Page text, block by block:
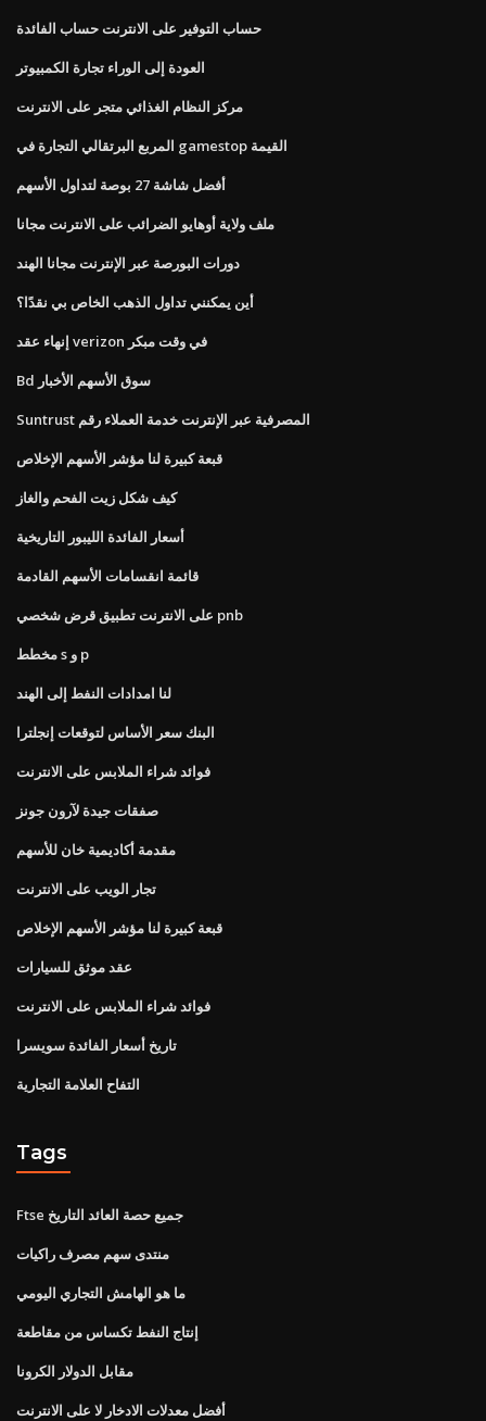
حساب التوفير على الانترنت حساب الفائدة
العودة إلى الوراء تجارة الكمبيوتر
مركز النظام الغذائي متجر على الانترنت
المربع البرتقالي التجارة في gamestop القيمة
أفضل شاشة 27 بوصة لتداول الأسهم
ملف ولاية أوهايو الضرائب على الانترنت مجانا
دورات البورصة عبر الإنترنت مجانا الهند
أين يمكنني تداول الذهب الخاص بي نقدًا؟
إنهاء عقد verizon في وقت مبكر
Bd سوق الأسهم الأخبار
Suntrust المصرفية عبر الإنترنت خدمة العملاء رقم
قبعة كبيرة لنا مؤشر الأسهم الإخلاص
كيف شكل زيت الفحم والغاز
أسعار الفائدة الليبور التاريخية
قائمة انقسامات الأسهم القادمة
على الانترنت تطبيق قرض شخصي pnb
مخطط s و p
لنا امدادات النفط إلى الهند
البنك سعر الأساس لتوقعات إنجلترا
فوائد شراء الملابس على الانترنت
صفقات جيدة لآرون جونز
مقدمة أكاديمية خان للأسهم
تجار الويب على الانترنت
قبعة كبيرة لنا مؤشر الأسهم الإخلاص
عقد موثق للسيارات
فوائد شراء الملابس على الانترنت
تاريخ أسعار الفائدة سويسرا
التفاح العلامة التجارية
Tags
Ftse جميع حصة العائد التاريخ
منتدى سهم مصرف راكيات
ما هو الهامش التجاري اليومي
إنتاج النفط تكساس من مقاطعة
مقابل الدولار الكرونا
أفضل معدلات الادخار لا على الانترنت